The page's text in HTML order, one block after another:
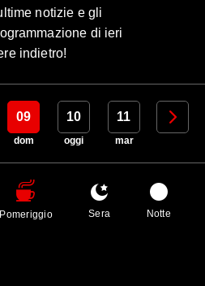
notizie e gli
di ieri
indietro!
09
dom
10
oggi
11
mar
12
Pomeriggio Sera Notte